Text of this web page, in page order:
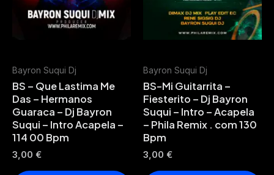
Bayron Suqui Dj
BS – Que Lastima Me
Das – Hermanos
Guaraca – Dj Bayron
Suqui – Intro Acapela –
114 00 Bpm
3,00 €
Bayron Suqui Dj
BS-Mi Guitarrita –
Fiesterito – Dj Bayron
Suqui – Intro – Acapela
– Phila Remix . com 130
Bpm
3,00 €